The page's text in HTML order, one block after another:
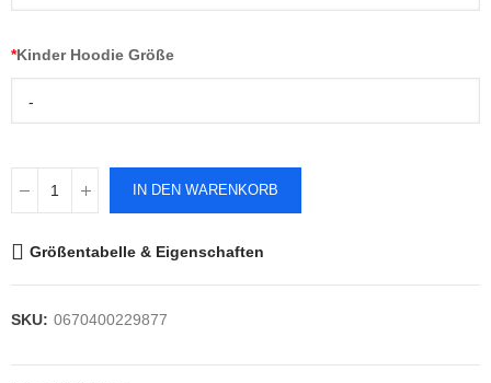
*Kinder Hoodie Größe
-
IN DEN WARENKORB
Größentabelle & Eigenschaften
SKU: 0670400229877